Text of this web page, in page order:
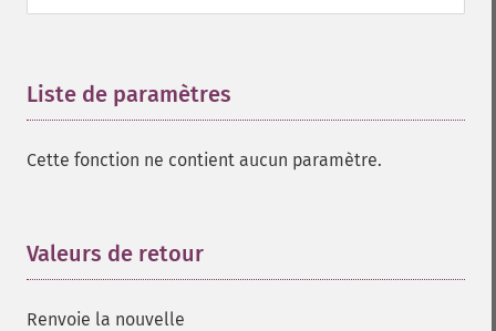
Liste de paramètres
Cette fonction ne contient aucun paramètre.
Valeurs de retour
Renvoie la nouvelle